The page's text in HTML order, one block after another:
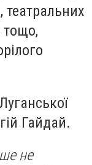
театральних
тощо,
Гайдай.
не